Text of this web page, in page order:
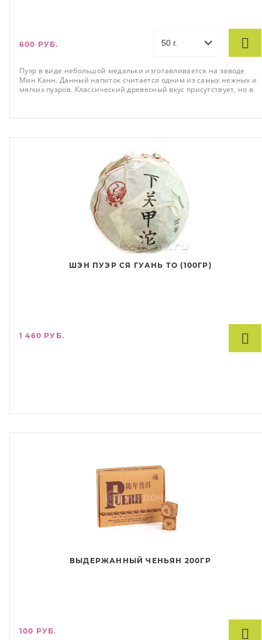
600 РУБ.
Пуэр в виде небольшой медальки изготавливается на заводе
Мин Канн. Данный напиток считается одним из самых нежных и
мягких пуэров. Классический древесный вкус присутствует, но в
только со старых чайных деревьев, растущих в провинции
см. Упаковка состоит из алюминиевой фольги. Аромат готового
терпковатый, с небольшой кислинкой, можно различить нотки
яблок, груш и сухофруктов. Послевкусие сладкое долгое. Настой
обладает темным полупрозрачным цветом.
ШЭН ПУЭР СЯ ГУАНЬ ТО (100ГР)
1 460 РУБ.
ВЫДЕРЖАННЫЙ ЧЕНЬЯН 200ГР
100 РУБ.